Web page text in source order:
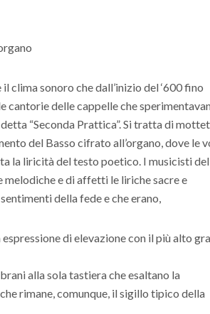
il clima sonoro che dall’inizio del ‘600 fino
cantorie delle cappelle che
“Seconda Prattica”. Si tratta di
del Basso cifrato all’organo, dove le
la liricità del testo poetico. I musicisti del
e di affetti le liriche sacre e
della fede e che erano,
di elevazione con il più alto
alla sola tastiera che esaltano la
rimane, comunque, il sigillo tipico della